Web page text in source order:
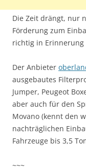
Die Zeit drängt, nur
Förderung zum
richtig in Erinnerung
Der Anbieter
ausgebautes
Jumper, Peugeot
aber auch für den
Movano (kennt den
nachträglichen
Fahrzeuge bis 3,5